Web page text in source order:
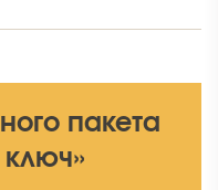
пакета